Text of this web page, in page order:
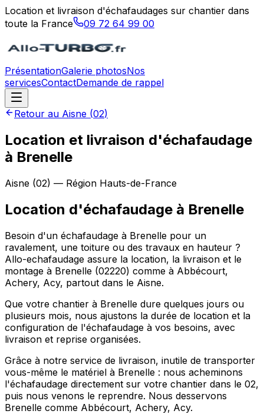
Location et livraison d'échafaudages sur chantier dans
toute la France
09 72 64 99 00
PrésentationGalerie photosNos
servicesContactDemande de rappel
Retour au Aisne (02)
Location et livraison d'échafaudage
à Brenelle
Aisne (02) — Région Hauts-de-France
Location d'échafaudage à Brenelle
Besoin d'un échafaudage à Brenelle pour un
ravalement, une toiture ou des travaux en hauteur ?
Allo-echafaudage assure la location, la livraison et le
montage à Brenelle (02220) comme à Abbécourt,
Achery, Acy, partout dans le Aisne.
Que votre chantier à Brenelle dure quelques jours ou
plusieurs mois, nous ajustons la durée de location et la
configuration de l'échafaudage à vos besoins, avec
livraison et reprise organisées.
Grâce à notre service de livraison, inutile de transporter
vous-même le matériel à Brenelle : nous acheminons
l'échafaudage directement sur votre chantier dans le 02,
puis nous venons le reprendre. Nous desservons
Brenelle comme Abbécourt, Achery, Acy.